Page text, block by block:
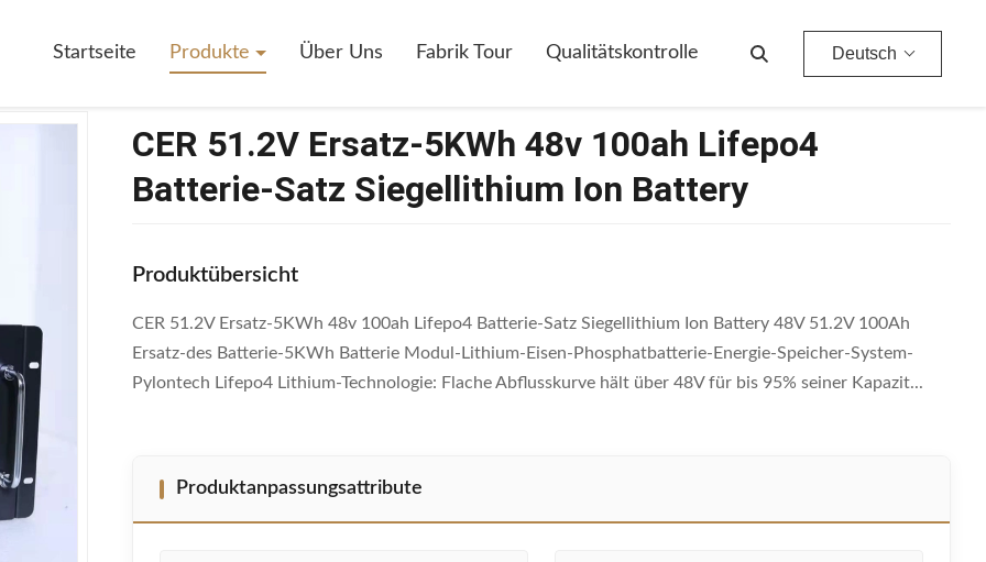
Startseite Produkte Über Uns Fabrik Tour Qualitätskontrolle Deutsch
CER 51.2V Ersatz-5KWh 48v 100ah Lifepo4
Batterie-Satz Siegellithium Ion Battery
Produktübersicht
CER 51.2V Ersatz-5KWh 48v 100ah Lifepo4 Batterie-Satz Siegellithium Ion Battery 48V 51.2V 100Ah
Ersatz-des Batterie-5KWh Batterie Modul-Lithium-Eisen-Phosphatbatterie-Energie-Speicher-System-
Pylontech Lifepo4 Lithium-Technologie: Flache Abflusskurve hält über 48V für bis 95% seiner Kapazit...
Produktanpassungsattribute